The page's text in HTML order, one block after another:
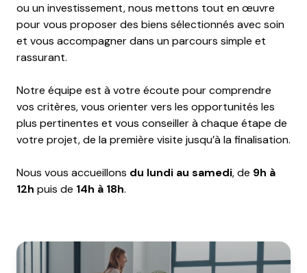
ou un investissement, nous mettons tout en œuvre
pour vous proposer des biens sélectionnés avec soin
et vous accompagner dans un parcours simple et
rassurant.
Notre équipe est à votre écoute pour comprendre
vos critères, vous orienter vers les opportunités les
plus pertinentes et vous conseiller à chaque étape de
votre projet, de la première visite jusqu’à la finalisation.
Nous vous accueillons du lundi au samedi, de 9h à
12h puis de 14h à 18h.